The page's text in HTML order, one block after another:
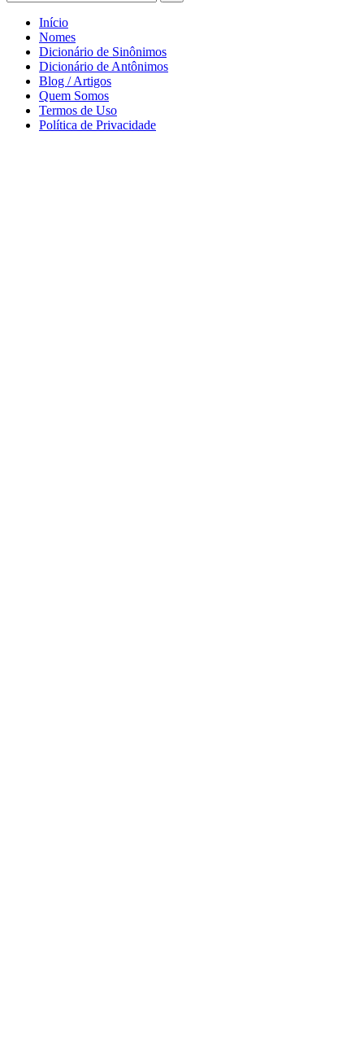
Início
Nomes
Dicionário de Sinônimos
Dicionário de Antônimos
Blog / Artigos
Quem Somos
Termos de Uso
Política de Privacidade